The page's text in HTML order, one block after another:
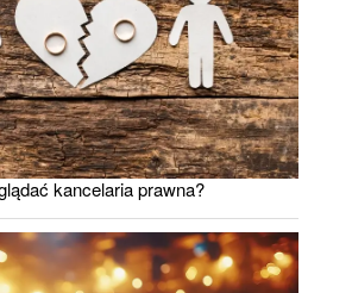
kancelaria prawna?